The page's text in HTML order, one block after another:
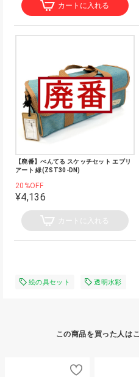
カートに入れる
【廃番】ぺんてる スケッチセット エブリ
アート 緑(ZST30-DN)
20%OFF
¥4,136
カートに入れる
絵の具セット 透明水彩
この商品を買った人は